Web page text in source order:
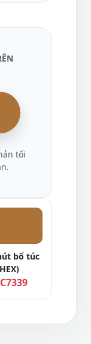
tối
bổ túc